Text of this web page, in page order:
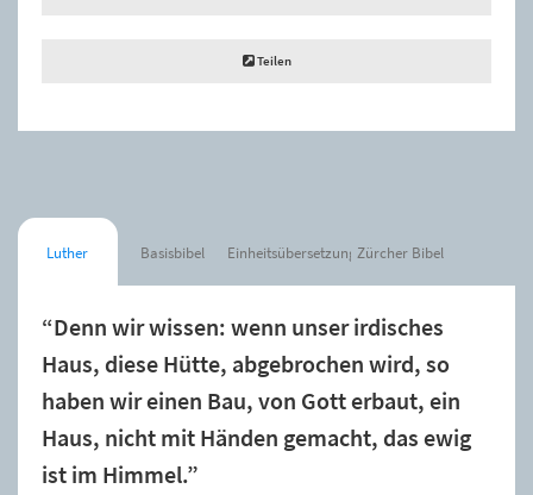
Teilen
Luther Basisbibel Einheitsübersetzung Zürcher Bibel
“Denn wir wissen: wenn unser irdisches
Haus, diese Hütte, abgebrochen wird, so
haben wir einen Bau, von Gott erbaut, ein
Haus, nicht mit Händen gemacht, das ewig
ist im Himmel.”